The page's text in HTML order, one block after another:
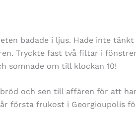
badade i ljus. Hade inte
Tryckte fast två filtar i
somnade om till klockan 10!
och sen till affären för att
första frukost i Georgioupolis